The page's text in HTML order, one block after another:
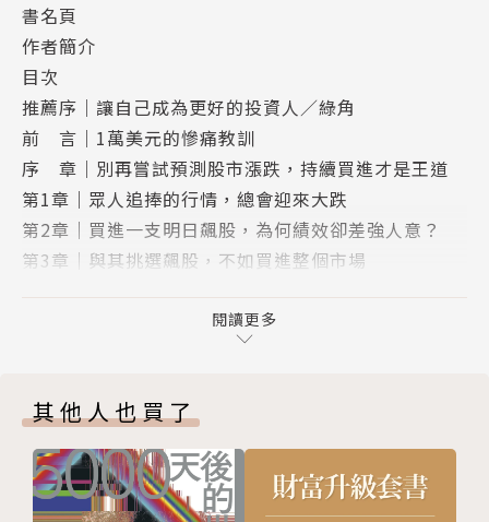
投資股票，其實可以很簡單！
巴菲特、約翰．柏格、安德魯．哈勒姆、尼克．馬朱
利、摩根．豪瑟、威廉．伯恩斯坦等知名投資人一致推
崇的指數投資法，
不用選股、也不用在股市中殺進殺出，每年只要花一小
時，就能讓財富穩定成長。
財經記者的投資黑歷史（1）嘗試預測市場漲跌時機
菲特和蒙格則是像進入糖果店的小孩，雙手抓滿了股
票……。」
他曾經在2010年時，聽信大師說法相信股市會再度下
書名頁
作者簡介
目次
推薦序｜讓自己成為更好的投資人／綠角
前 言｜1萬美元的慘痛教訓
序 章｜別再嘗試預測股市漲跌，持續買進才是王道
第1章｜眾人追捧的行情，總會迎來大跌
第2章｜買進一支明日飆股，為何績效卻差強人意？
第3章｜與其挑選飆股，不如買進整個市場
第5章｜投資績效最好的，是忘記自己有在投資的人！
第7章｜股市暴跌時別恐慌賣出，反而是進場時機
第8章｜別讓管理費用吃掉你的財富
第9章｜財經記者的投資方式建議，讓財富持續成長
結 論｜認識投資的真正威脅，做出明智的決策
閱讀更多
其他人也買了